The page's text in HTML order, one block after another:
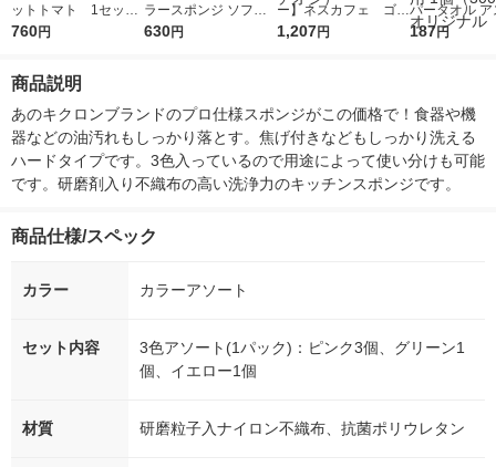
ットトマト 1セット
（1個（400g）×5）
760円
ラースポンジ ソフト
タイプ カラーアソー
630円
ー】ネスカフェ ゴー
ルドブレンド カフェ
1,207円
パータオル ア
オリジナル
オリジナル
187円
商品説明
あのキクロンブランドのプロ仕様スポンジがこの価格で！食器や機
器などの油汚れもしっかり落とす。焦げ付きなどもしっかり洗える
ハードタイプです。3色入っているので用途によって使い分けも可能
です。研磨剤入り不織布の高い洗浄力のキッチンスポンジです。
商品仕様/スペック
カラー カラーアソート
セット内容
3色アソート(1パック)：ピンク3個、グリーン1
個、イエロー1個
材質 研磨粒子入ナイロン不織布、抗菌ポリウレタン